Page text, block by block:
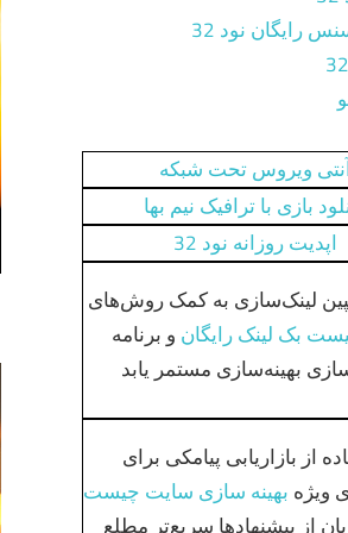
رایگان نود 32
ویروس تحت شبکه
بازی با ترافیک نیم بها
اپدیت روزانه نود 32
لینک‌سازی به کمک روش‌های
بک لینک رایگان و برنامه
بهینه‌سازی مستمر یابد
از بازاریابی پیامکی برای
ویژه بهینه سازی سایت چیست
از پیشنهادها سریع‌تر مطلع